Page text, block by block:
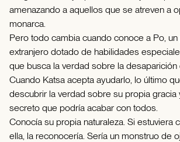
amenazando a aquellos que se atreven a
monarca.
Pero todo cambia cuando conoce a Po, un
extranjero dotado de habilidades
que busca la verdad sobre la desaparición
Cuando Katsa acepta ayudarlo, lo último
descubrir la verdad sobre su propia gracia
secreto que podría acabar con todos.
Conocía su propia naturaleza. Si estuviera
ella, la reconocería. Sería un monstruo de